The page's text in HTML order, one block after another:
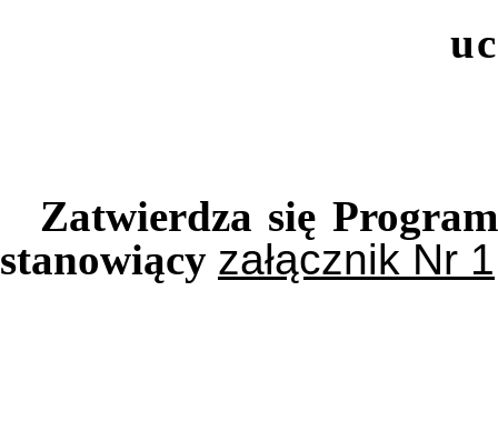
Zatwierdza się
stanowiący załącznik Nr 1